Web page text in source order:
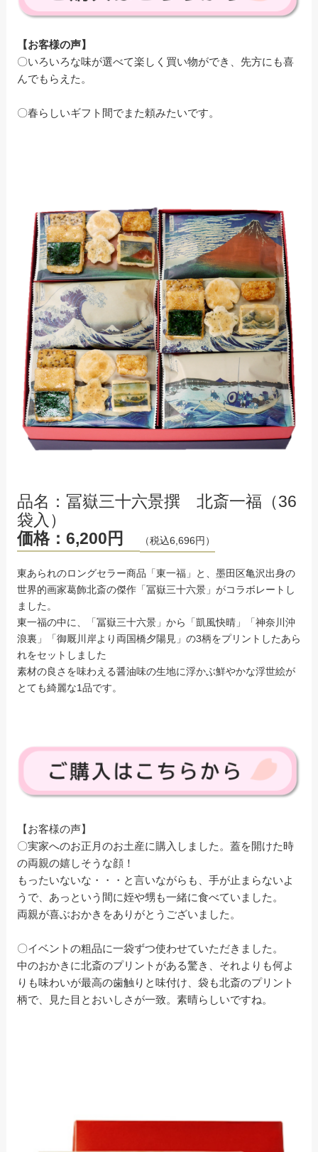
【お客様の声】
〇いろいろな味が選べて楽しく買い物ができ、先方にも喜
んでもらえた。
〇春らしいギフト間でまた頼みたいです。
品名：冨嶽三十六景撰 北斎一福（36
袋入）
価格：6,200円
（税込6,696円）
東あられのロングセラー商品 「東一福」
と、墨田区亀沢出身の
世界的画家葛飾北斎の傑作「冨嶽三十六景」がコラボレートし
ました。
東一福の中に、「冨嶽三十六景」から「凱風快晴」「神奈川沖
浪裏」「御厩川岸より両国橋夕陽見」の3柄をプリントしたあら
れをセットしました
素材の良さを味わえる醤油味の生地に浮かぶ鮮やかな浮世絵が
とても綺麗な1品です。
【お客様の声】
〇実家へのお正月のお土産に購入しました。蓋を開けた時
の両親の嬉しそうな顔！
もったいないな・・・と言いながらも、手が止まらないよ
うで、あっという間に姪や甥も一緒に食べていました。
両親が喜ぶおかきをありがとうございました。
〇イベントの粗品に一袋ずつ使わせていただきました。
中のおかきに北斎のプリントがある驚き、それよりも何よ
りも味わいが最高の歯触りと味付け、袋も北斎のプリント
柄で、見た目とおいしさが一致。素晴らしいですね。